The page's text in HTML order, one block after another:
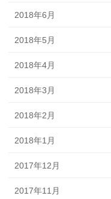
2018年6月
2018年5月
2018年4月
2018年3月
2018年2月
2018年1月
2017年12月
2017年11月